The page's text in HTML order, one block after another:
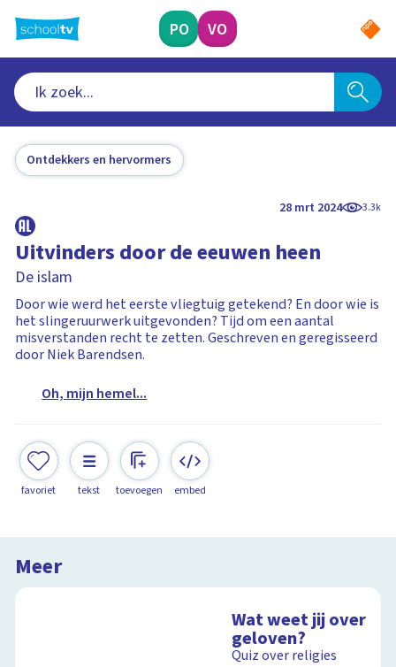
naar
hoofdinhoud
PO VO
Ontdekkers en hervormers
28 mrt 2024 3.3k
Uitvinders door de eeuwen heen
De islam
Door wie werd het eerste vliegtuig getekend? En door wie is
het slingeruurwerk uitgevonden? Tijd om een aantal
misverstanden recht te zetten. Geschreven en geregisseerd
door Niek Barendsen.
Oh, mijn hemel...
favoriet tekst toevoegen embed
Meer
Wat weet jij over
geloven?
Quiz over religies